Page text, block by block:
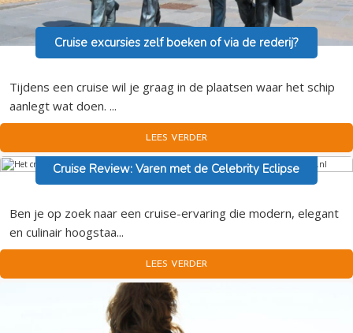
Cruise excursies zelf boeken of via de rederij?
Tijdens een cruise wil je graag in de plaatsen waar het schip
aanlegt wat doen. ...
LEES VERDER
Cruise Review: Varen met de Celebrity Eclipse
Ben je op zoek naar een cruise-ervaring die modern, elegant
en culinair hoogstaa...
LEES VERDER